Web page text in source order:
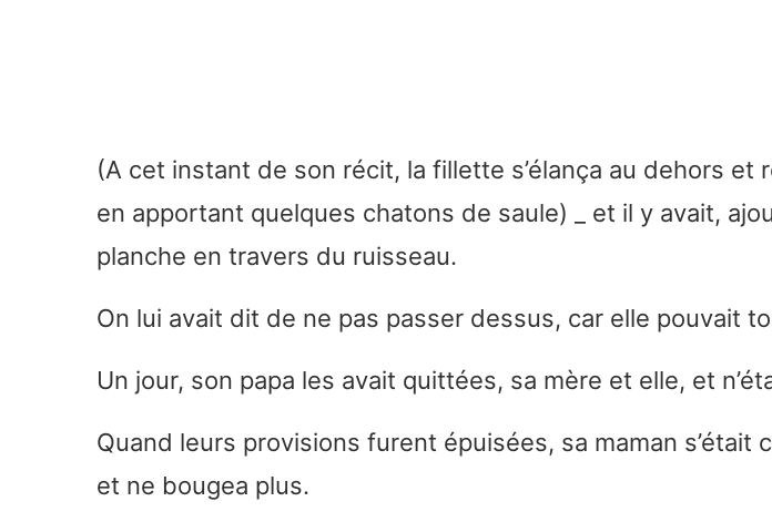
(A cet instant de son récit, la fillette s’élança au dehors et
en apportant quelques chatons de saule) _ et il y avait,
planche en travers du ruisseau.
On lui avait dit de ne pas passer dessus, car elle pouvait
Un jour, son papa les avait quittées, sa mère et elle, et
Quand leurs provisions furent épuisées, sa maman s’était
et ne bougea plus.